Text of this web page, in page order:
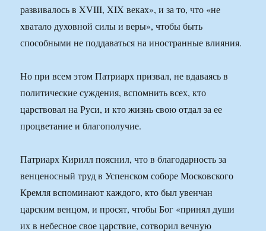
развивалось в XVIII, XIX веках», и за то, что «не
хватало духовной силы и веры», чтобы быть
способными не поддаваться на иностранные влияния.
Но при всем этом Патриарх призвал, не вдаваясь в
политические суждения, вспомнить всех, кто
царствовал на Руси, и кто жизнь свою отдал за ее
процветание и благополучие.
Патриарх Кирилл пояснил, что в благодарность за
венценосный труд в Успенском соборе Московского
Кремля вспоминают каждого, кто был увенчан
царским венцом, и просят, чтобы Бог «принял души
их в небесное свое царствие, сотворил вечную